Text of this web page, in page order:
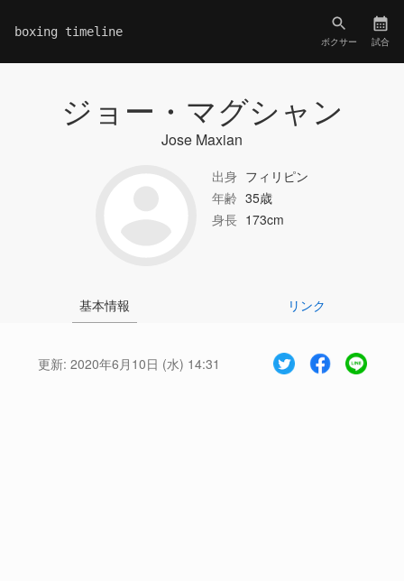
boxing timeline
ボクサー 試合
ジョー・マグシャン
Jose Maxian
出身 フィリピン
年齢 35歳
身長 173cm
基本情報 リンク
更新: 2020年6月10日 (水) 14:31